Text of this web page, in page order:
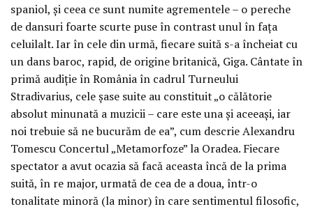
spaniol, și ceea ce sunt numite agrementele – o pereche
de dansuri foarte scurte puse în contrast unul în fața
celuilalt. Iar în cele din urmă, fiecare suită s-a încheiat cu
un dans baroc, rapid, de origine britanică, Giga. Cântate în
primă audiție în România în cadrul Turneului
Stradivarius, cele șase suite au constituit „o călătorie
absolut minunată a muzicii – care este una și aceeași, iar
noi trebuie să ne bucurăm de ea”, cum descrie Alexandru
Tomescu Concertul „Metamorfoze” la Oradea. Fiecare
spectator a avut ocazia să facă aceasta încă de la prima
suită, în re major, urmată de cea de a doua, într-o
tonalitate minoră (la minor) în care sentimentul filosofic,